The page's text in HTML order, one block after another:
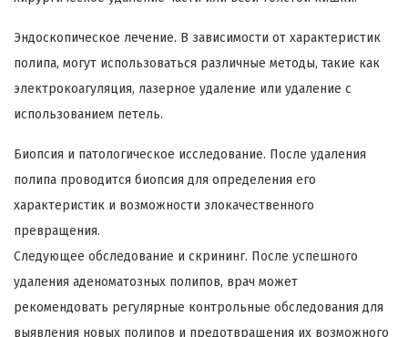
Эндоскопическое лечение. В зависимости от характеристик
полипа, могут использоваться различные методы, такие как
электрокоагуляция, лазерное удаление или удаление с
использованием петель.
Биопсия и патологическое исследование. После удаления
полипа проводится биопсия для определения его
характеристик и возможности злокачественного
превращения.
Следующее обследование и скрининг. После успешного
удаления аденоматозных полипов, врач может
рекомендовать регулярные контрольные обследования для
выявления новых полипов и предотвращения их возможного